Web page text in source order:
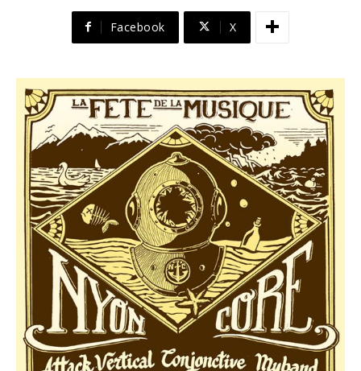
Facebook X